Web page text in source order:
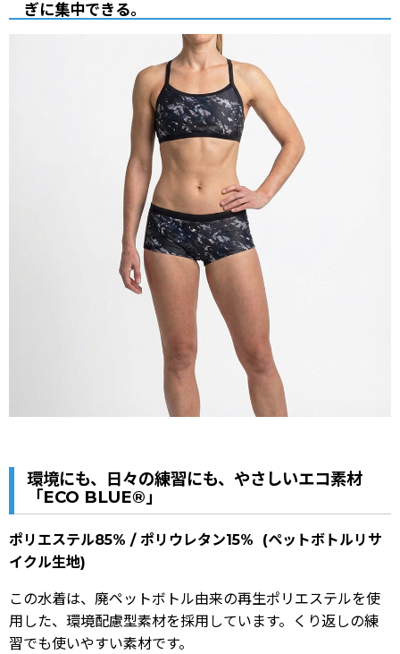
ぎに集中できる。
環境にも、日々の練習にも、やさしいエコ素材
「ECO BLUE®」
ポリエステル85% / ポリウレタン15% (ペットボトルリサ
イクル生地)
この水着は、廃ペットボトル由来の再生ポリエステルを使
用した、環境配慮型素材を採用しています。くり返しの練
習でも使いやすい素材です。